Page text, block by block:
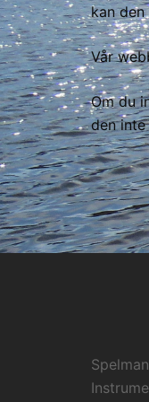
kan
Vår
Om du
den